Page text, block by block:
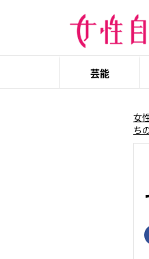
芸能
女
ち